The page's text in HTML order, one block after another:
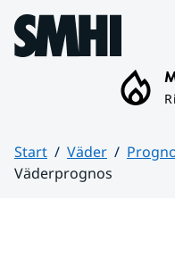
Hoppa till sidans innehåll
Start Väder
Väderprognos